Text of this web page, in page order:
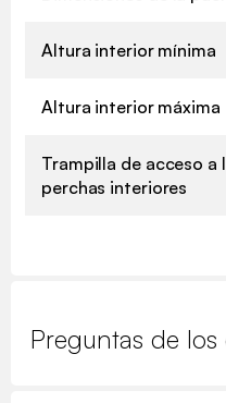
Altura interior mínima
Altura interior máxima
Trampilla de acceso a
perchas interiores
Preguntas de los